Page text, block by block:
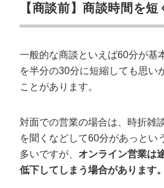
【商談前】商談時間を短
一般的な商談といえば60分が基
を半分の30分に短縮しても思い
ことがあります。
対面での営業の場合は、時折雑
を聞くなどして60分があっとい
多いですが、 オンライン営業は
低下してしまう場合があります。